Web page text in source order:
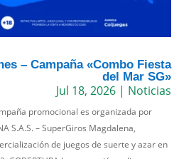
– Campaña «Combo Fiesta
del Mar SG»
Jul 18, 2026| Noticias
promocional es organizada por
S.A.S. – SuperGiros Magdalena,
de juegos de suerte y azar en